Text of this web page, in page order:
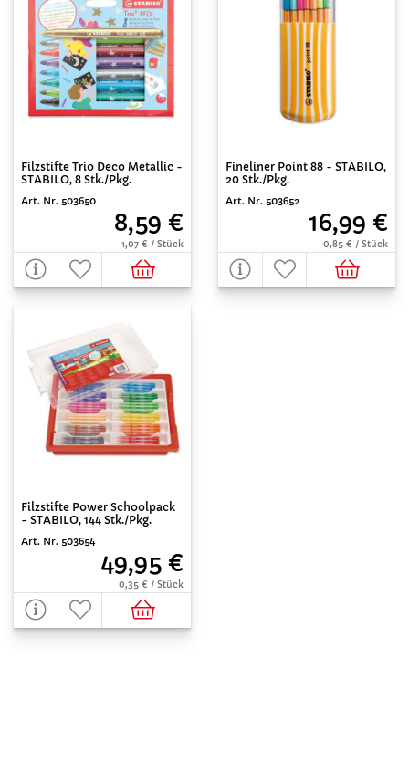
Filzstifte Trio Deco Metallic -
STABILO, 8 Stk./Pkg.
Art. Nr. 503650
8,59 €
1,07 € / Stück
Fineliner Point 88 - STABILO,
20 Stk./Pkg.
Art. Nr. 503652
16,99 €
0,85 € / Stück
Filzstifte Power Schoolpack
- STABILO, 144 Stk./Pkg.
Art. Nr. 503654
49,95 €
0,35 € / Stück